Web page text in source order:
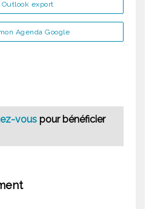
Agenda Google
export
vouspour bénéficier